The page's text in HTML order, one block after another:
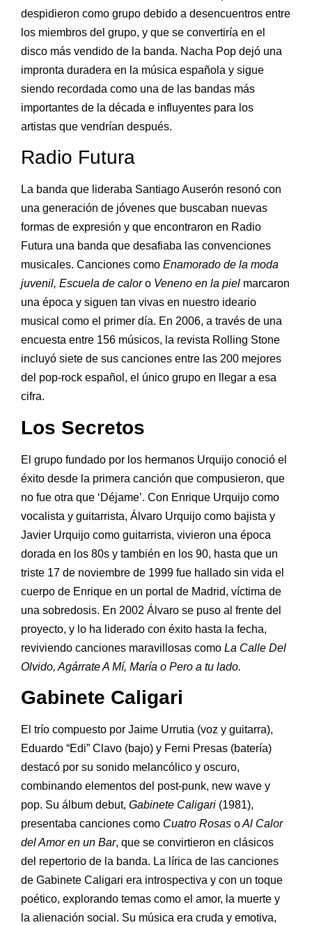
despidieron como grupo debido a desencuentros entre
los miembros del grupo, y que se convertiría en el
disco más vendido de la banda. Nacha Pop dejó una
impronta duradera en la música española y sigue
siendo recordada como una de las bandas más
importantes de la década e influyentes para los
artistas que vendrían después.
Radio Futura
La banda que lideraba Santiago Auserón resonó con
una generación de jóvenes que buscaban nuevas
formas de expresión y que encontraron en Radio
Futura una banda que desafiaba las convenciones
musicales. Canciones como Enamorado de la moda
juvenil, Escuela de caloro Veneno en la piel marcaron
una época y siguen tan vivas en nuestro ideario
musical como el primer día. En 2006, a través de una
encuesta entre 156 músicos, la revista Rolling Stone
incluyó siete de sus canciones entre las 200 mejores
del pop-rock español, el único grupo en llegar a esa
cifra.
Los Secretos
El grupo fundado por los hermanos Urquijo conoció el
éxito desde la primera canción que compusieron, que
no fue otra que ‘Déjame’. Con Enrique Urquijo como
vocalista y guitarrista, Álvaro Urquijo como bajista y
Javier Urquijo como guitarrista, vivieron una época
dorada en los 80s y también en los 90, hasta que un
triste 17 de noviembre de 1999 fue hallado sin vida el
cuerpo de Enrique en un portal de Madrid, víctima de
una sobredosis. En 2002 Álvaro se puso al frente del
proyecto, y lo ha liderado con éxito hasta la fecha,
reviviendo canciones maravillosas como La Calle Del
Olvido, Agárrate A Mí, María o Pero a tu lado.
Gabinete Caligari
El trío compuesto por Jaime Urrutia (voz y guitarra),
Eduardo “Edi” Clavo (bajo) y Ferni Presas (batería)
destacó por su sonido melancólico y oscuro,
combinando elementos del post-punk, new wave y
pop. Su álbum debut, Gabinete Caligari (1981),
presentaba canciones como Cuatro Rosas oAl Calor
del Amor en un Bar, que se convirtieron en clásicos
del repertorio de la banda. La lírica de las canciones
de Gabinete Caligari era introspectiva y con un toque
poético, explorando temas como el amor, la muerte y
la alienación social. Su música era cruda y emotiva,